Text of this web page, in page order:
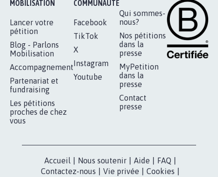
MOBILISATION
Lancer votre
pétition
Blog - Parlons
Mobilisation
Accompagnement
Partenariat et
fundraising
Les pétitions
proches de chez
vous
COMMUNAUTÉ
Facebook
TikTok
X
Instagram
Youtube
Qui sommes-
nous?
Nos pétitions
dans la
presse
MyPetition
dans la
presse
Contact
presse
Accueil Nous soutenir Aide FAQ
Contactez-nous
Vie privée Cookies